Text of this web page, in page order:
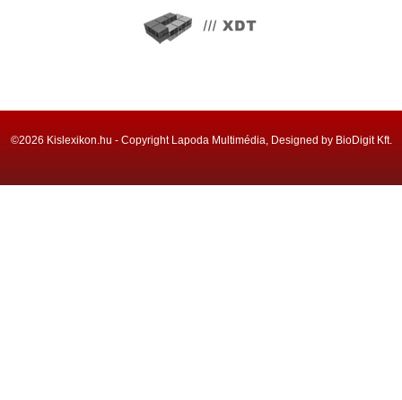
©2026 Kislexikon.hu - Copyright Lapoda Multimédia, Designed by BioDigit Kft.